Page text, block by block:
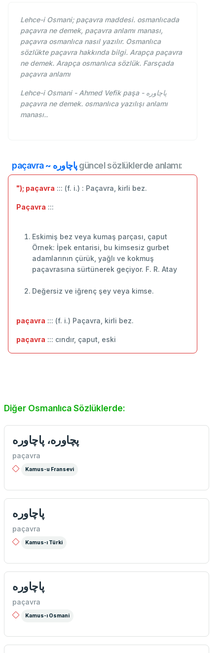
Lehce-i Osmani; paçavra maddesi. osmanlıcada
paçavra ne demek, paçavra anlamı manası,
paçavra osmanlıca nasıl yazılır. Osmanlıca
sözlükte paçavra hakkında bilgi. Arapça paçavra
ne demek. Arapça osmanlıca sözlük. Farsçada
paçavra anlamı
Lehce-i Osmani - Ahmed Vefik paşa - پاچاوره
paçavra ne demek. osmanlıca yazılışı anlamı
manası..
paçavra ~ پاچاورهgüncel sözlüklerde anlamı:
"); paçavra ::: (f. i.) : Paçavra, kirli bez.
Paçavra :::
Eskimiş bez veya kumaş parçası, çaput
Örnek: İpek entarisi, bu kimsesiz gurbet
adamlarının çürük, yağlı ve kokmuş
paçavrasına sürtünerek geçiyor. F. R. Atay
Değersiz ve iğrenç şey veya kimse.
paçavra ::: (f. i.) Paçavra, kirli bez.
paçavra ::: cındır, çaput, eski
Diğer Osmanlıca Sözlüklerde:
پچاوره، پاچاوره
paçavra
Kamus-u Fransevi
پاچاوره
paçavra
Kamus-ı Türki
پاچاوره
paçavra
Kamus-ı Osmani